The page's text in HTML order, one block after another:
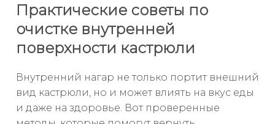
Практические советы по
очистке внутренней
поверхности кастрюли
Внутренний нагар не только портит внешний
вид кастрюли, но и может влиять на вкус еды
и даже на здоровье. Вот проверенные